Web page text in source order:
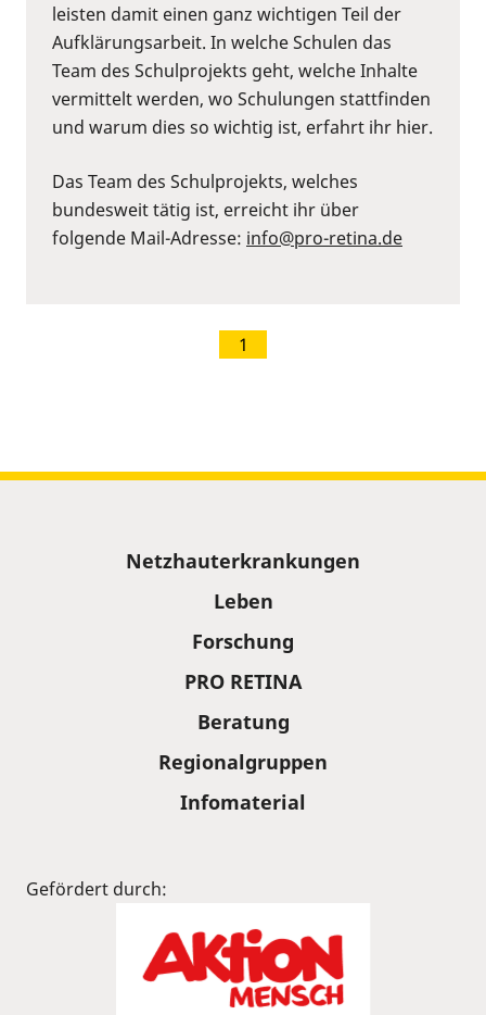
leisten damit einen ganz wichtigen Teil der
Aufklärungsarbeit. In welche Schulen das
Team des Schulprojekts geht, welche Inhalte
vermittelt werden, wo Schulungen stattfinden
und warum dies so wichtig ist, erfahrt ihr hier.
Das Team des Schulprojekts, welches
bundesweit tätig ist, erreicht ihr über
folgende Mail-Adresse: info@pro-retina.de
1
Netzhauterkrankungen
Leben
Forschung
PRO RETINA
Beratung
Regionalgruppen
Infomaterial
Gefördert durch: